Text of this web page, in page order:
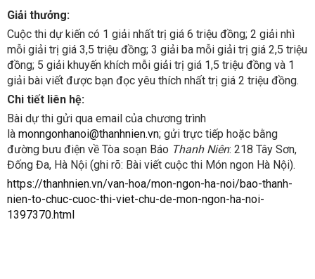
Giải thưởng:
Cuộc thi dự kiến có 1 giải nhất trị giá 6 triệu đồng; 2 giải nhì
mỗi giải trị giá 3,5 triệu đồng; 3 giải ba mỗi giải trị giá 2,5 triệu
đồng; 5 giải khuyến khích mỗi giải trị giá 1,5 triệu đồng và 1
giải bài viết được bạn đọc yêu thích nhất trị giá 2 triệu đồng.
Chi tiết liên hệ:
Bài dự thi gửi qua email của chương trình
là monngonhanoi@thanhnien.vn; gửi trực tiếp hoặc bằng
đường bưu điện về Tòa soạn Báo Thanh Niên: 218 Tây Sơn,
Đống Đa, Hà Nội (ghi rõ: Bài viết cuộc thi Món ngon Hà Nội).
https://thanhnien.vn/van-hoa/mon-ngon-ha-noi/bao-thanh-
nien-to-chuc-cuoc-thi-viet-chu-de-mon-ngon-ha-noi-
1397370.html